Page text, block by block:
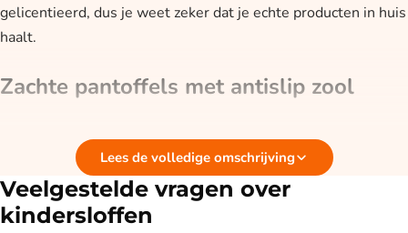
gelicentieerd, dus je weet zeker dat je echte producten in huis
haalt.
Zachte pantoffels met antislip zool
De sloffen in deze collectie zijn gemaakt om lekker warm te
zitten. De binnenkant is zacht, en de stevige zool houdt de
voetjes van de koude vloer. Doordat veel modellen een
antislip zool hebben, zijn ze prettig voor kinderen die door het
Lees de volledige omschrijving
Veelgestelde vragen over
kindersloffen